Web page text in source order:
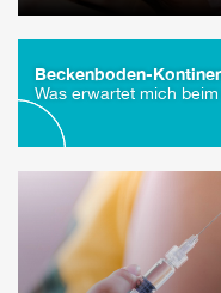
Beckenboden-
Was erwartet mich